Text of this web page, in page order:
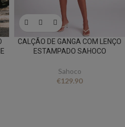
CALÇÃO DE GANGA COM LENÇO
ESTAMPADO SAHOCO
Sahoco
€129.90